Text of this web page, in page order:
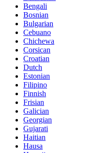
Bengali
Bosnian
Bulgarian
Cebuano
Chichewa
Corsican
Croatian
Dutch
Estonian
Filipino
Finnish
Frisian
Galician
Georgian
Gujarati
Haitian
Hausa